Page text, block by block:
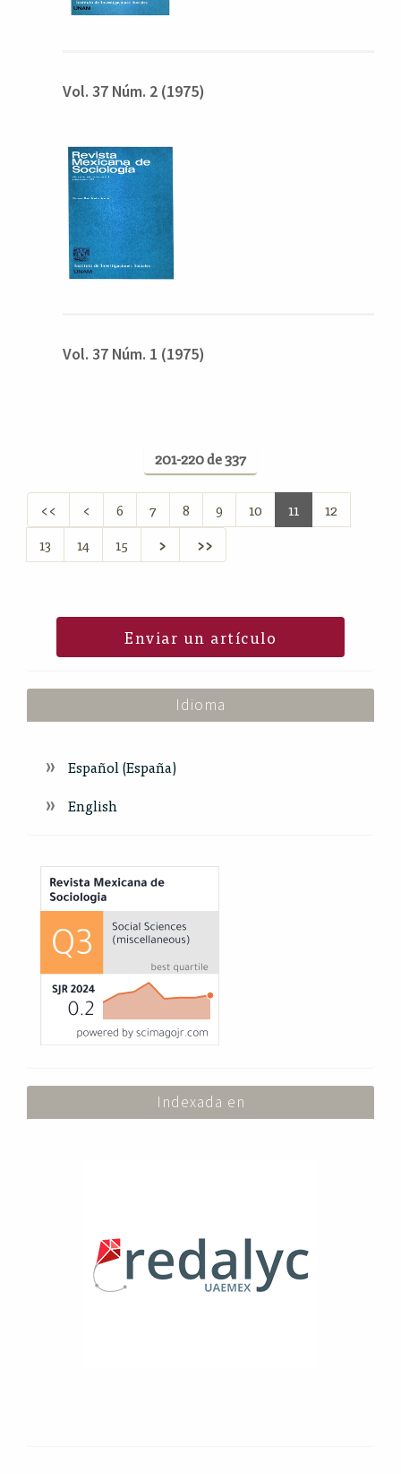
Vol. 37 Núm. 2 (1975)
Vol. 37 Núm. 1 (1975)
201-220 de 337
<< < 6 7 8 9 10 11
12
13
14 15 > >>
Enviar un artículo
Idioma
Español (España)
English
Index
Indexada en